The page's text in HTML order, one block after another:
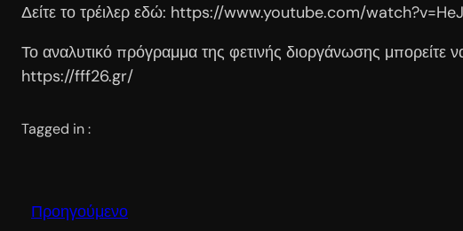
Δείτε το τρέιλερ εδώ: https://www.youtube.com/
Το αναλυτικό πρόγραμμα της φετινής διοργάνωσης
https://fff26.gr/
Tagged in :
Προηγούμενο